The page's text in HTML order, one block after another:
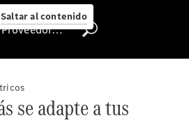
Saltar al contenido
a
Proveedor/Protección de datos
se adapte a tus